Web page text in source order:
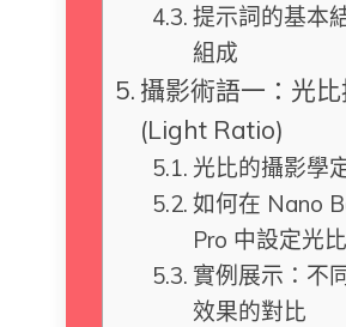
提示詞的基本
組成
攝影術語一：光
(Light Ratio)
光比的攝影學
如何在 Nano
Pro 中設定光比
實例展示：不
效果的對比